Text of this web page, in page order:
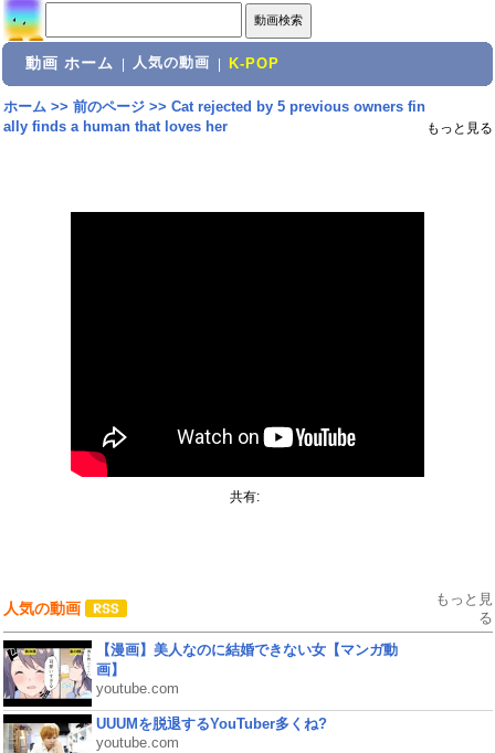
動画 ホーム 人気の動画 K-POP
ホーム>> 前のページ>> Cat rejected by 5 previous owners fin
ally finds a human that loves her
もっと見る
共有:
人気の動画
もっと見
る
【漫画】美人なのに結婚できない女【マンガ動
画】
youtube.com
UUUMを脱退するYouTuber多くね?
youtube.com